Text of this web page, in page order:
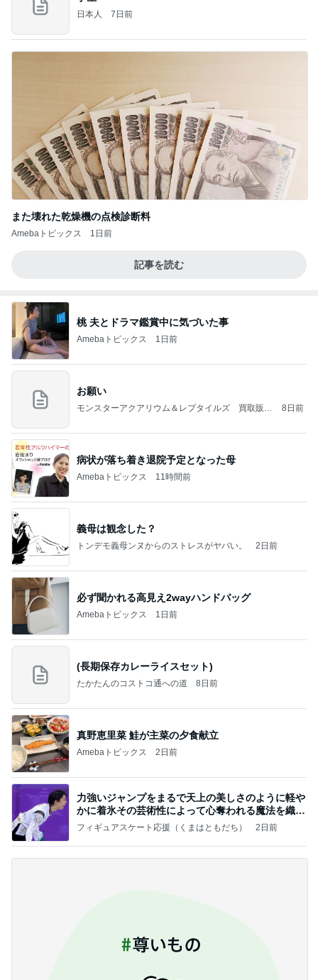
日本人 7日前
また壊れた乾燥機の点検診断料
Amebaトピックス 1日前
記事を読む
桃 夫とドラマ鑑賞中に気づいた事
Amebaトピックス 1日前
お願い
モンスターアクアリウム＆レプタイルズ 買取販売
8日前
病状が落ち着き退院予定となった母
Amebaトピックス 11時間前
義母は観念した？
トンデモ義母ンヌからのストレスがヤバい。 2日前
必ず聞かれる高見え2wayハンドバッグ
Amebaトピックス 1日前
(長期保存カレーライスセット)
たかたんのコストコ通への道 8日前
真野恵里菜 鮭が主菜の夕食献立
Amebaトピックス 2日前
力強いジャンプをまるで天上の美しさのように軽や
かに着氷その芸術性によって心奪われる魔法を織り
なす
フィギュアスケート応援（くまはともだち） 2日前